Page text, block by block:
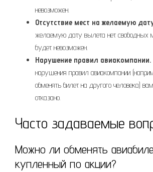
невозможен.
Отсутствие мест на желаемую
желаемую дату вылета нет свободных
будет невозможен.
Нарушение правил авиакомпании.
нарушения правил авиакомпании
обменять билет на другого человека)
отказано.
Часто задаваемые
Можно ли обменять
купленный по акции?